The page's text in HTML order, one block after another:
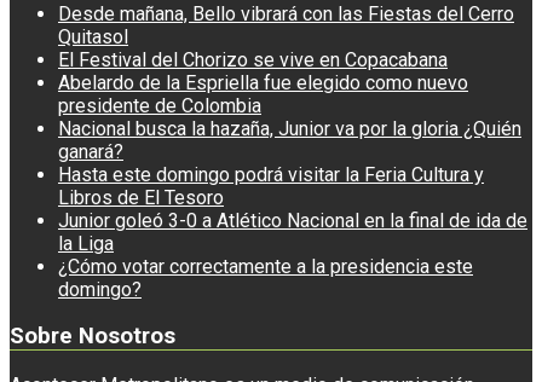
Desde mañana, Bello vibrará con las Fiestas del Cerro
Quitasol
El Festival del Chorizo se vive en Copacabana
Abelardo de la Espriella fue elegido como nuevo
presidente de Colombia
Nacional busca la hazaña, Junior va por la gloria ¿Quién
ganará?
Hasta este domingo podrá visitar la Feria Cultura y
Libros de El Tesoro
Junior goleó 3-0 a Atlético Nacional en la final de ida de
la Liga
¿Cómo votar correctamente a la presidencia este
domingo?
Sobre Nosotros